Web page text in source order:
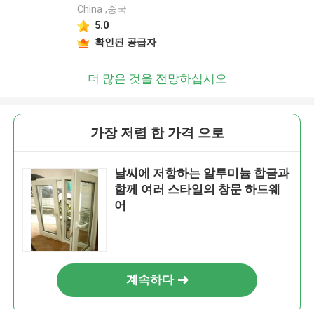
China ,중국
5.0
확인된 공급자
더 많은 것을 전망하십시오
가장 저렴 한 가격 으로
날씨에 저항하는 알루미늄 합금과
함께 여러 스타일의 창문 하드웨
어
계속하다